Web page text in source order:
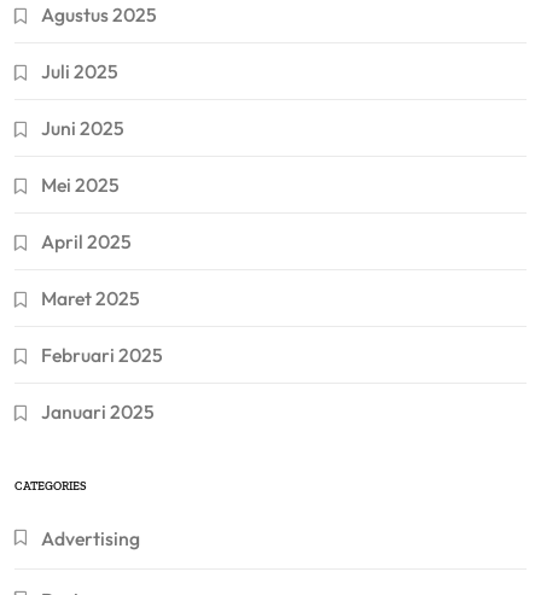
Agustus 2025
Juli 2025
Juni 2025
Mei 2025
April 2025
Maret 2025
Februari 2025
Januari 2025
CATEGORIES
Advertising